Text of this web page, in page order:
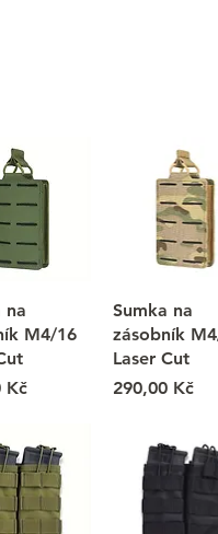
na
M4/16
Kč
Sumka na
zásobník
Laser Cut
Cena
290,00 Kč